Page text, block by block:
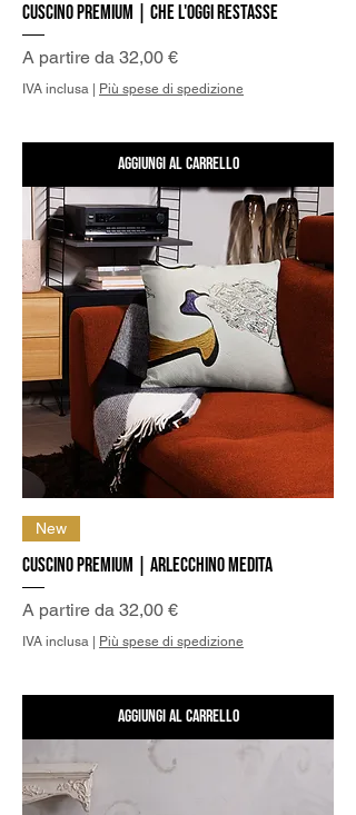
Cuscino Premium | Che l'oggi restasse
A partire da 32,00 €
Prezzo scontato
IVA inclusa Più spese di spedizione
Aggiungi al carrello
New
Cuscino Premium | Arlecchino medita
A partire da 32,00 €
Prezzo scontato
IVA inclusa | Più spese di spedizione
Aggiungi al carrello